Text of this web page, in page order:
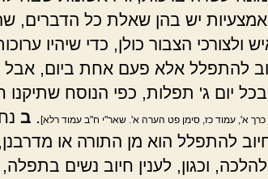
יש בהן שאלת כל הדברים,
ולצורכי הצבור כולן, כדי שיהיו
להתפלל אלא פעם אחת ביום, אבל
יום ג' תפלות, כפי הנוסח שתיקנו
א', עמוד כז, סימן פט הערה א'. שאר"י ח"ב עמוד רלא] ב
להתפלל הוא מן התורה או
וכגון, לענין חיוב נשים